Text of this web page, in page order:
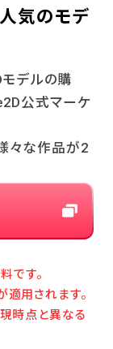
気のモデ
デルの購
公式マーケ
々な作品が2
です。
用されます。
時点と異なる